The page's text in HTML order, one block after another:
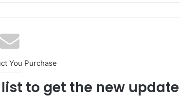
You Purchase
to get the new